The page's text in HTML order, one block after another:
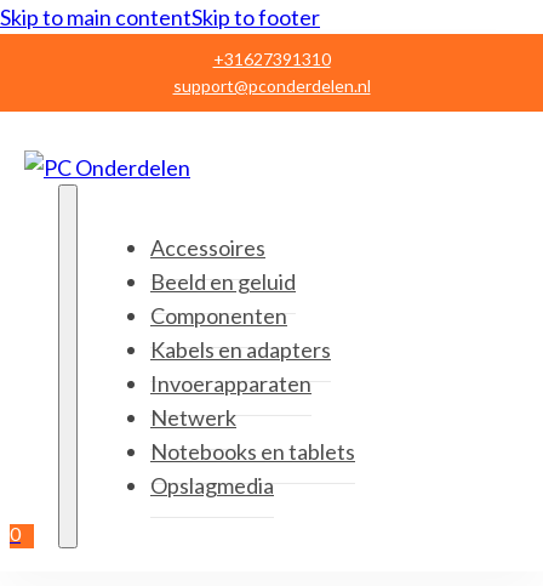
Skip to main contentSkip to footer
+31627391310
support@pconderdelen.nl
0
Accessoires
Beeld en geluid
Componenten
Kabels en adapters
Invoerapparaten
Netwerk
Notebooks en tablets
Opslagmedia